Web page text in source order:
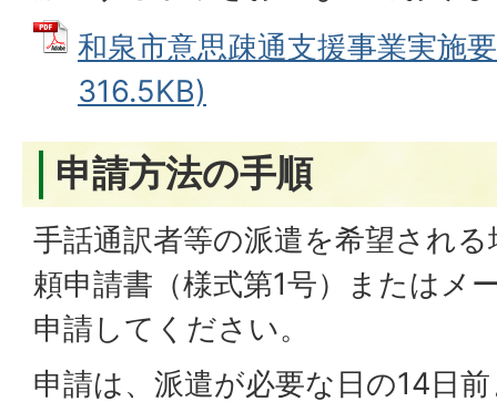
和泉市意思疎通支援事業実施
316.5KB)
申請方法の手順
手話通訳者等の派遣を希望され
頼申請書（様式第1号）またはメ
申請してください。
申請は、派遣が必要な日の14日